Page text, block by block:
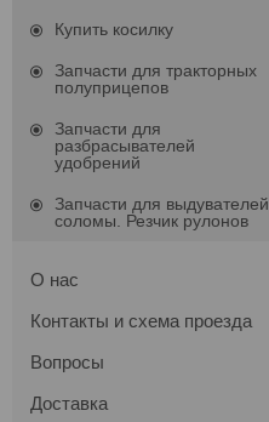
Купить косилку
Запчасти для тракторных
полуприцепов
Запчасти для
разбрасывателей
удобрений
Запчасти для выдувателей
соломы. Резчик рулонов
О нас
Контакты и схема проезда
Вопросы
Доставка